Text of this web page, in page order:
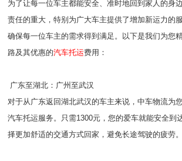
为了让每一位车主都能安全、准时地回到家人的身
责任的重大，特别为广大车主提供了增加新运力的
确保每一位车主的需求得到满足。以下是我们为您
路及其优惠的汽车托运费用：
广东至湖北：广州至武汉
对于从广东返回湖北武汉的车主来说，中车物流为
汽车托运服务。只需1300元，您的爱车就能安全到
择更加舒适的交通方式回家，避免长途驾驶的疲劳。